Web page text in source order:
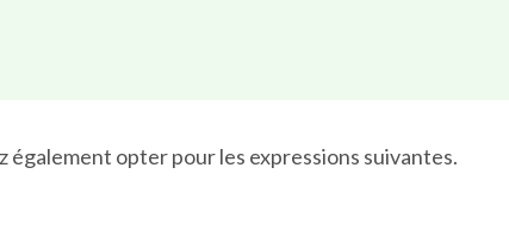
opter pour les expressions suivantes.